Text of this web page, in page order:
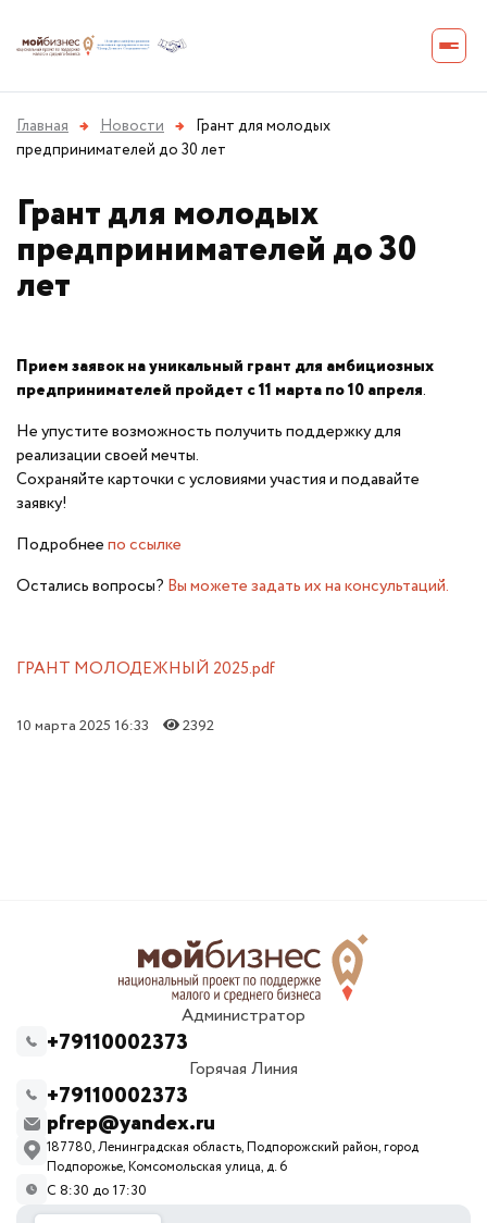
Главная → Новости → Грант для молодых
предпринимателей до 30 лет
Грант для молодых
предпринимателей до 30
лет
Прием заявок на уникальный грант для амбициозных
предпринимателей пройдет с 11 марта по 10 апреля.
Не упустите возможность получить поддержку для
реализации своей мечты.
Сохраняйте карточки с условиями участия и подавайте
заявку!
Подробнеепо ссылке
Остались вопросы? Вы можете задать их на консультаций.
ГРАНТ МОЛОДЕЖНЫЙ 2025.pdf
10 марта 2025 16:33 2392
Администратор
+79110002373
Горячая Линия
+79110002373
pfrep@yandex.ru
187780, Ленинградская область, Подпорожский район, город
Подпорожье, Комсомольская улица, д. 6
С 8:30 до 17:30